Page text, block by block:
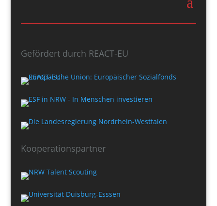
Gefördert durch REACT-EU
Kooperationspartner